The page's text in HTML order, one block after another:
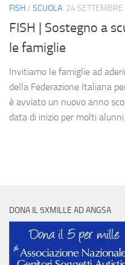
FISH/ SCUOLA 24
FISH | Sostegno a
le famiglie
Invitiamo le famiglie ad
della Federazione Italiana
è avviato un nuovo anno
data di inizio per molti alunni...
DONA IL 5XMILLE AD ANGSA